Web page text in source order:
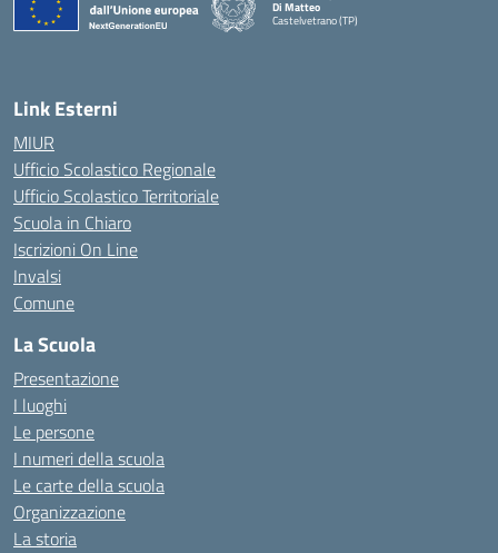
Di Matteo
Castelvetrano (TP)
Link Esterni
MIUR
Ufficio Scolastico Regionale
Ufficio Scolastico Territoriale
Scuola in Chiaro
Iscrizioni On Line
Invalsi
Comune
La Scuola
Presentazione
I luoghi
Le persone
I numeri della scuola
Le carte della scuola
Organizzazione
La storia